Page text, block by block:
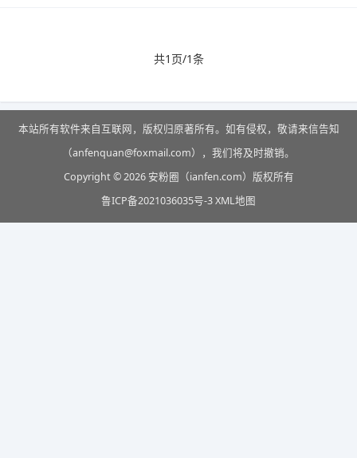
共1页/1条
本站所有软件来自互联网，版权归原著所有。如有侵权，敬请来信告知
（anfenquan@foxmail.com），我们将及时撤销。
Copyright © 2026 安粉圈（ianfen.com）版权所有
鲁ICP备2021036035号-3XML地图